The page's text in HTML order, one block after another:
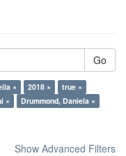
Go
× 2018 ×
true ×
×
Drummond, Daniela ×
Show Advanced Filters